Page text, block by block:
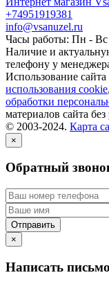
+74951919381
info@vsanuzel.ru
Часы работы: Пн - Вс
Наличие и
телефону у
Использование сайта
использования cookie,
обработки
материалов сайта
© 2003-2024. Карта
×
Обратный
×
Написать письмо